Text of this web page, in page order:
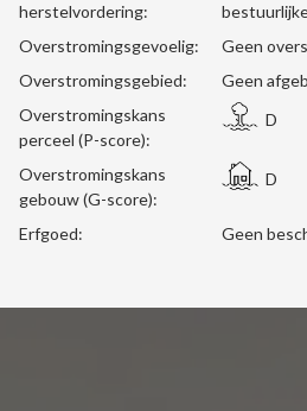
herstelvordering:
Overstromingsgevoelig:
Geen
Overstromingsgebied:
Geen
Overstromingskans
perceel (P-score):
D
Overstromingskans
gebouw (G-score):
D
Erfgoed: Geen